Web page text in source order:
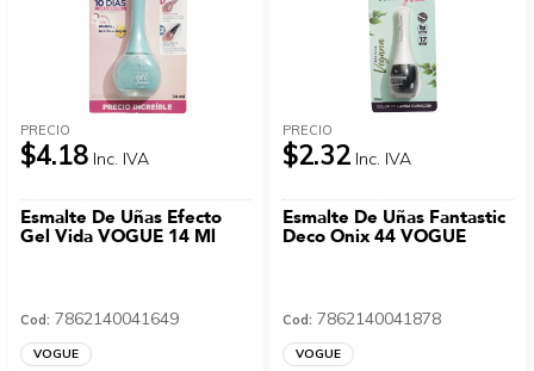
PRECIO
$4.18 Inc. IVA
Esmalte De Uñas Efecto
Gel Vida VOGUE 14 Ml
Cod: 7862140041649
VOGUE
PRECIO
$2.32 Inc. IVA
Esmalte De Uñas Fantastic
Deco Onix 44 VOGUE
Cod: 7862140041878
VOGUE